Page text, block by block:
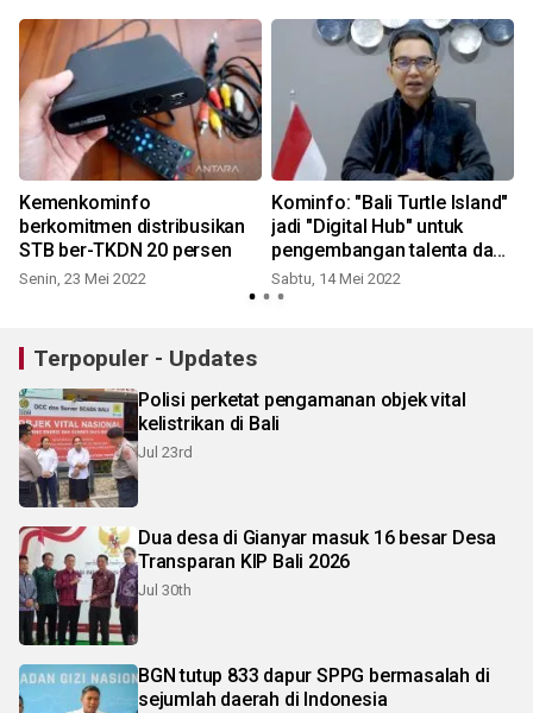
Kemenkominfo
berkomitmen distribusikan
STB ber-TKDN 20 persen
Senin, 23 Mei 2022
Kominfo: "Bali Turtle Island"
jadi "Digital Hub" untuk
pengembangan talenta dan
inovasi
Sabtu, 14 Mei 2022
Terpopuler - Updates
Polisi perketat pengamanan objek vital
kelistrikan di Bali
Jul 23rd
Dua desa di Gianyar masuk 16 besar Desa
Transparan KIP Bali 2026
Jul 30th
BGN tutup 833 dapur SPPG bermasalah di
sejumlah daerah di Indonesia